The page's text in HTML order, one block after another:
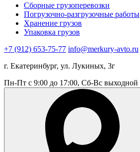
Сборные грузоперевозки
Погрузочно-разгрузочные работы
Хранение грузов
Упаковка грузов
+7 (912) 653-75-77 info@merkury-avto.ru
г. Екатеринбург, ул. Лукиных, 3г
Пн-Пт с 9:00 до 17:00, Сб-Вс выходной